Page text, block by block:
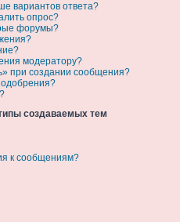
вариантов ответа?
опрос?
форумы?
модератору?
при создании сообщения?
создаваемых тем
к сообщениям?